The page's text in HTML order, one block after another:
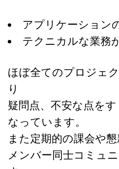
アプリケーション
テクニカルな業務
ほぼ全てのプロジェ
り
疑問点、不安な点を
なっています。
また定期的の課会や
メンバー同士コミュ